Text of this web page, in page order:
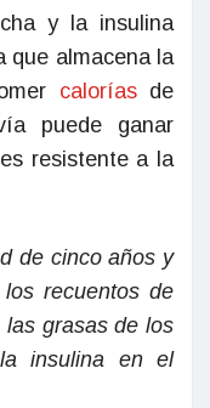
y la insulina
que almacena la
caloríasde
puede ganar
resistente a la
de cinco años y
recuentos de
grasas de los
insulina en el